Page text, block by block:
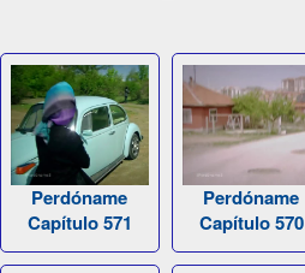
Perdóname
Capítulo 571
Perdóname
Capítulo 570